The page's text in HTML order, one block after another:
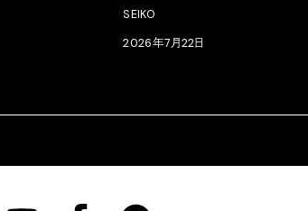
SEIKO
2026年7月22日